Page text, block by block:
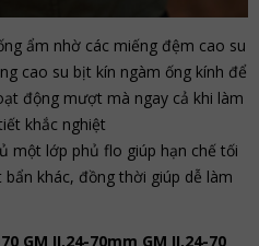
ẩm nhờ các miếng đệm cao su
cao su bịt kín ngàm ống kính để
động mượt mà ngay cả khi làm
khắc nghiệt
một lớp phủ flo giúp hạn chế tối
khác, đồng thời giúp dễ làm
GM II,24-70mm GM II,24-70